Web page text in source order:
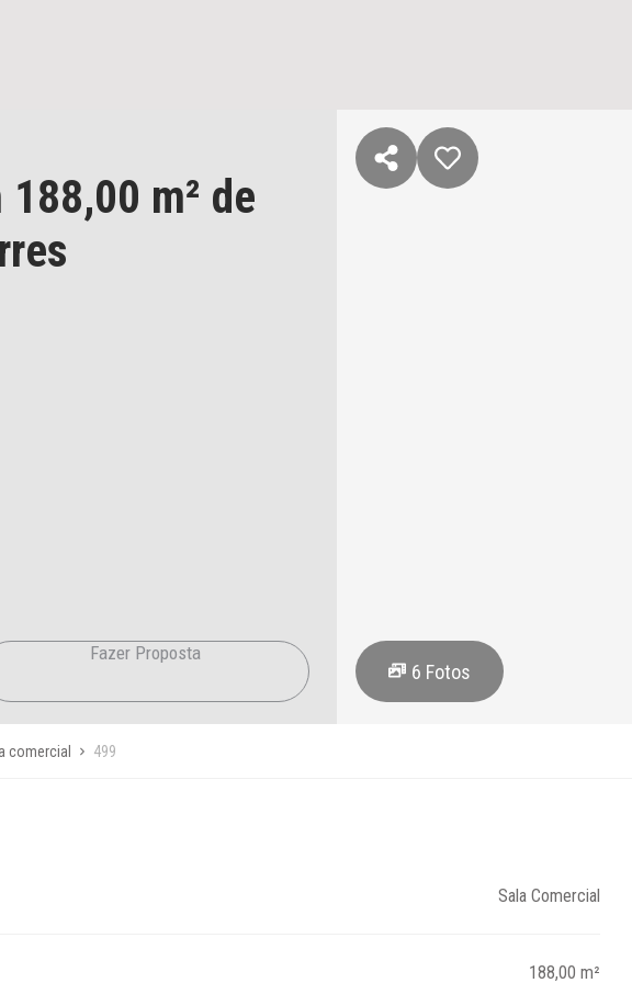
188,00 m² de
Fazer Proposta
6 Fotos
comercial 499
Sala Comercial
188,00 m²